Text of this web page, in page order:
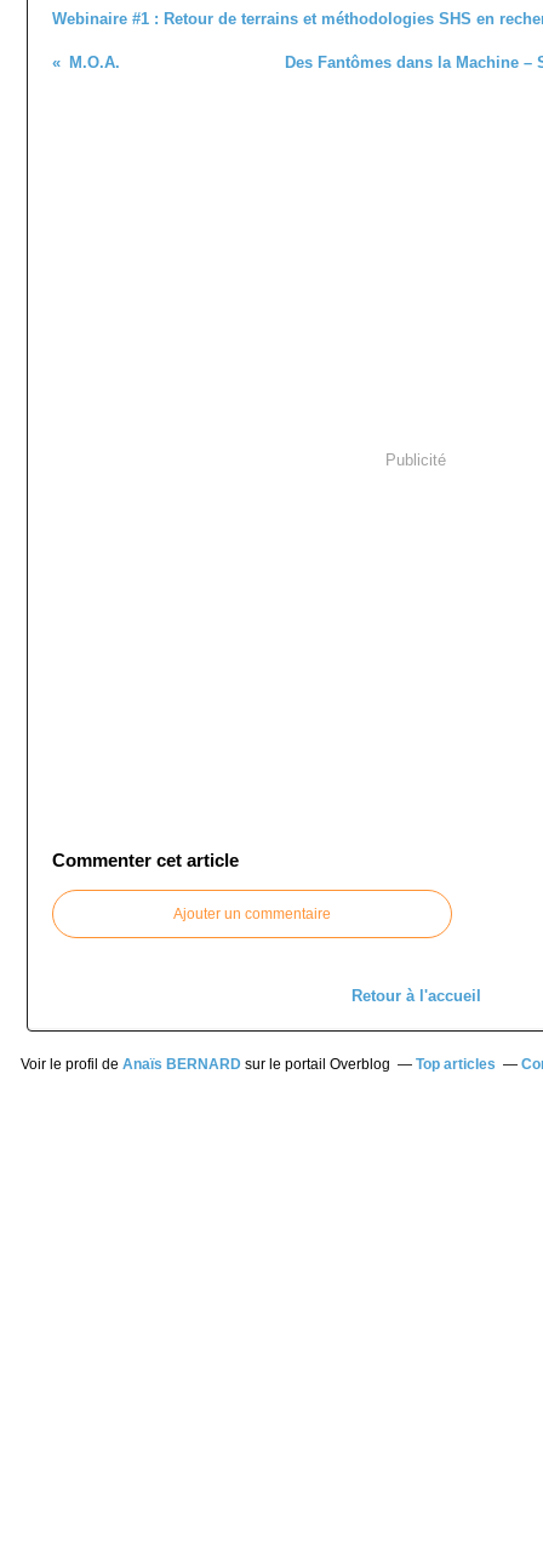
Webinaire #1 : Retour de terrains et méthodologies SHS en
M.O.A. Des Fantômes dans la Machine
Publicité
Commenter cet article
Ajouter un commentaire
Retour à l'accueil
Voir le profil de Anaïs BERNARDsur le portail Overblog Top articles